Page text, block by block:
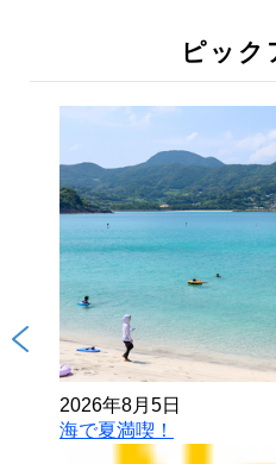
ピック
2026年8月5日
海で夏満喫！